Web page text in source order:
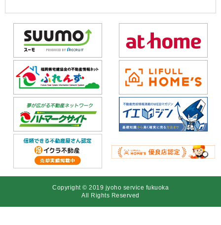
Copyright © 2019 jyoho service fukuoka
All Rights Reserved